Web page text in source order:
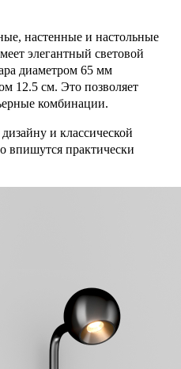
настенные и настольные
элегантный световой
диаметром 65 мм
12.5 cм. Это позволяет
комбинации.
и классической
впишутся практически